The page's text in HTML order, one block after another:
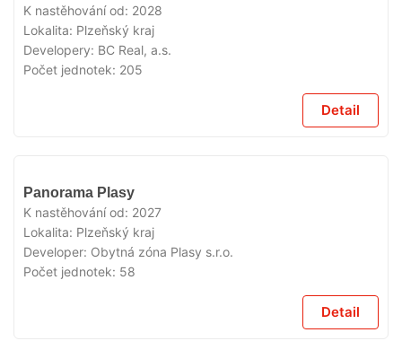
K nastěhování od: 2028
Lokalita: Plzeňský kraj
Developery: BC Real, a.s.
Počet jednotek: 205
Detail
Panorama Plasy
K nastěhování od: 2027
Lokalita: Plzeňský kraj
Developer: Obytná zóna Plasy s.r.o.
Počet jednotek: 58
Detail